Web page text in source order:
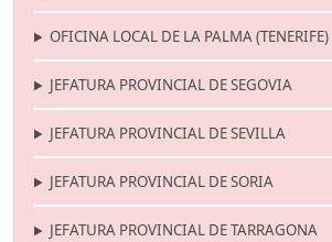
OFICINA LOCAL DE LA PALMA (TENERIFE)
JEFATURA PROVINCIAL DE SEGOVIA
JEFATURA PROVINCIAL DE SEVILLA
JEFATURA PROVINCIAL DE SORIA
JEFATURA PROVINCIAL DE TARRAGONA